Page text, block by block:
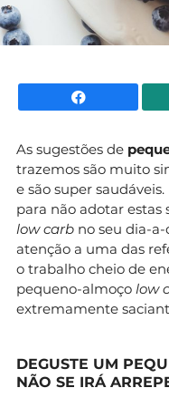
As sugestões de
trazemos são muito
e são super
para não adotar
low carb no seu dia-
atenção a uma das
o trabalho cheio de
pequeno-almoço low
extremamente
DEGUSTE UM
NÃO SE IRÁ